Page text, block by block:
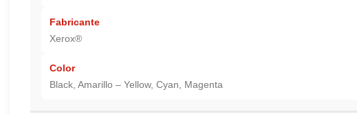
Fabricante
Xerox®
Color
Black, Amarillo – Yellow, Cyan, Magenta